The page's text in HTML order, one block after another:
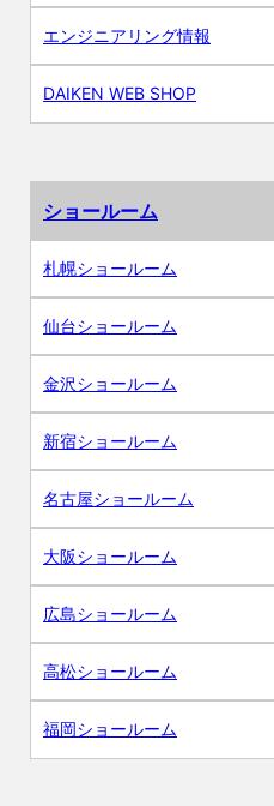
エンジニアリング情報
DAIKEN WEB SHOP
ショールーム
札幌ショールーム
仙台ショールーム
金沢ショールーム
新宿ショールーム
名古屋ショールーム
大阪ショールーム
広島ショールーム
高松ショールーム
福岡ショールーム